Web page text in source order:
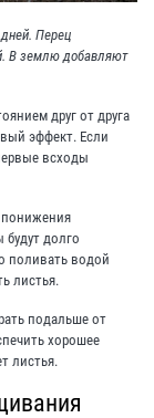
Перец
В землю добавляют
друг от друга
эффект. Если
всходы
понижения
долго
поливать водой
листья.
подальше от
хорошее
листья.